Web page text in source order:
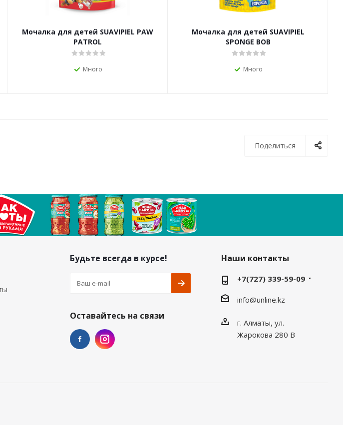
Мочалка для детей SUAVIPIEL PAW
PATROL
Много
Мочалка для детей SUAVIPIEL
SPONGE BOB
Много
Поделиться
Будьте всегда в курсе!
Оставайтесь на связи
Наши контакты
+7(727) 339-59-09
info@unline.kz
г. Алматы, ул.
Жарокова 280 В